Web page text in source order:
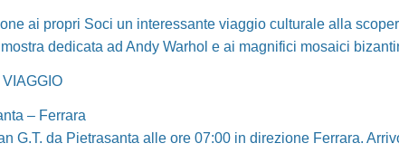
ai propri Soci un interessante viaggio culturale alla
dedicata ad Andy Warhol e ai magnifici mosaici
– Ferrara
G.T. da Pietrasanta alle ore 07:00 in direzione Ferrara.